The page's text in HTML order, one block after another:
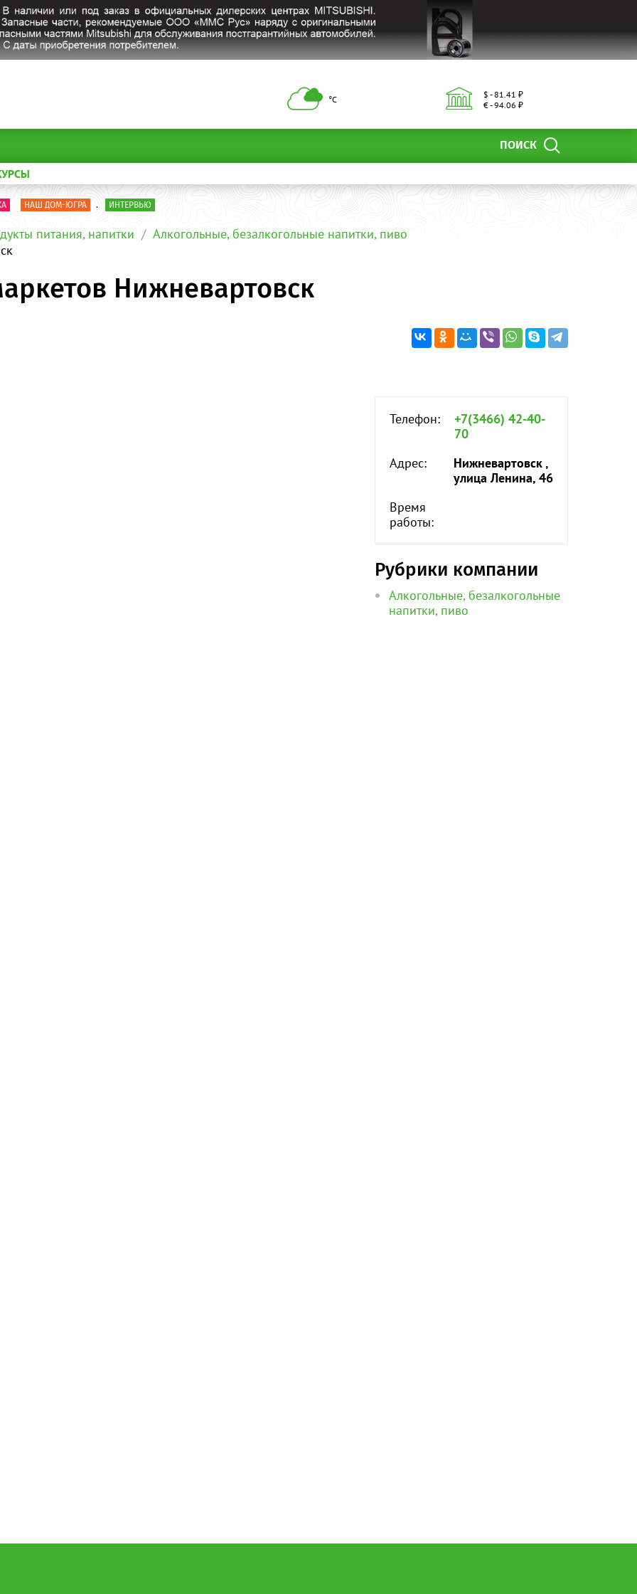
°С
$ - 81.41 ₽
€ - 94.06 ₽
ПОИСК
НАШ ДОМ-ЮГРА . ИНТЕРВЬЮ
питания, напитки
Алкогольные, безалкогольные напитки, пиво
Нижневартовск
Телефон:
+7(3466) 42-40-
70
Адрес:
Нижневартовск ,
улица Ленина, 46
Время
работы:
Рубрики компании
Алкогольные, безалкогольные
напитки, пиво